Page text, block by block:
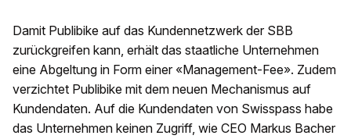
Damit Publibike auf das Kundennetzwerk der SBB
zurückgreifen kann, erhält das staatliche Unternehmen
eine Abgeltung in Form einer «Management-Fee». Zudem
verzichtet Publibike mit dem neuen Mechanismus auf
Kundendaten. Auf die Kundendaten von Swisspass habe
das Unternehmen keinen Zugriff, wie CEO Markus Bacher